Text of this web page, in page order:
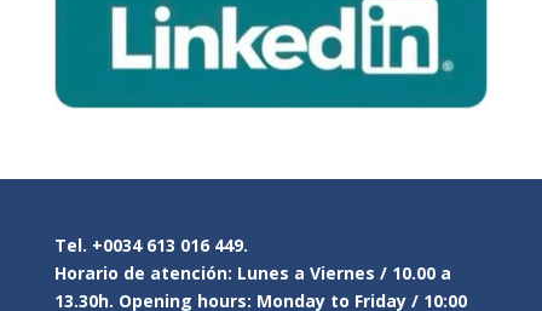
Tel. +0034 613 016 449.
Horario de atención: Lunes a Viernes / 10.00 a
13.30h. Opening hours: Monday to Friday / 10:00